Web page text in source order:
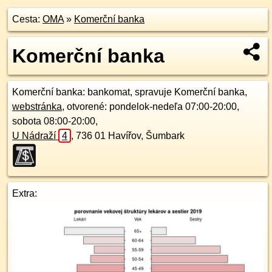
Cesta: OMA» Komerční banka
Komerční banka
Komerční banka: bankomat, spravuje Komerční banka,
webstránka, otvorené: pondelok-nedeľa 07:00-20:00,
sobota 08:00-20:00,
U Nádraží 4 , 736 01 Havířov, Šumbark
Extra: